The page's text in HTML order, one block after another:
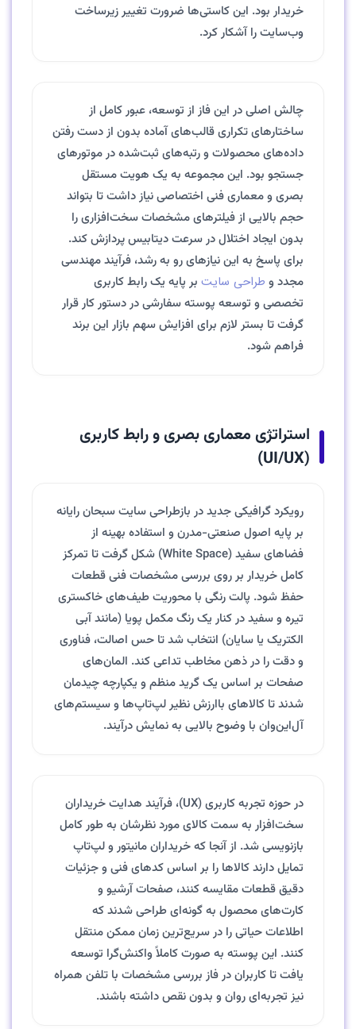
خریدار بود. این کاستی‌ها ضرورت تغییر زیرساخت
وب‌سایت را آشکار کرد.
چالش اصلی در این فاز از توسعه، عبور کامل از
ساختارهای تکراری قالب‌های آماده بدون از دست رفتن
داده‌های محصولات و رتبه‌های ثبت‌شده در موتورهای
جستجو بود. این مجموعه به یک هویت مستقل
بصری و معماری فنی اختصاصی نیاز داشت تا بتواند
حجم بالایی از فیلترهای مشخصات سخت‌افزاری را
بدون ایجاد اختلال در سرعت دیتابیس پردازش کند.
برای پاسخ به این نیازهای رو به رشد، فرآیند مهندسی
مجدد و طراحی سایت بر پایه یک رابط کاربری
تخصصی و توسعه پوسته سفارشی در دستور کار قرار
گرفت تا بستر لازم برای افزایش سهم بازار این برند
فراهم شود.
استراتژی معماری بصری و رابط کاربری
(UI/UX)
رویکرد گرافیکی جدید در بازطراحی سایت سبحان رایانه
بر پایه اصول صنعتی-مدرن و استفاده بهینه از
فضاهای سفید (White Space) شکل گرفت تا تمرکز
کامل خریدار بر روی بررسی مشخصات فنی قطعات
حفظ شود. پالت رنگی با محوریت طیف‌های خاکستری
تیره و سفید در کنار یک رنگ مکمل پویا (مانند آبی
الکتریک یا سایان) انتخاب شد تا حس اصالت، فناوری
و دقت را در ذهن مخاطب تداعی کند. المان‌های
صفحات بر اساس یک گرید منظم و یکپارچه چیدمان
شدند تا کالاهای باارزش نظیر لپ‌تاپ‌ها و سیستم‌های
آل‌این‌وان با وضوح بالایی به نمایش درآیند.
در حوزه تجربه کاربری (UX)، فرآیند هدایت خریداران
سخت‌افزار به سمت کالای مورد نظرشان به طور کامل
بازنویسی شد. از آنجا که خریداران مانیتور و لپ‌تاپ
تمایل دارند کالاها را بر اساس کدهای فنی و جزئیات
دقیق قطعات مقایسه کنند، صفحات آرشیو و
کارت‌های محصول به گونه‌ای طراحی شدند که
اطلاعات حیاتی را در سریع‌ترین زمان ممکن منتقل
کنند. این پوسته به صورت کاملاً واکنش‌گرا توسعه
یافت تا کاربران در فاز بررسی مشخصات با تلفن همراه
نیز تجربه‌ای روان و بدون نقص داشته باشند.